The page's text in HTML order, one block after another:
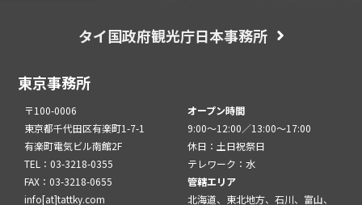
タイ国政府観光庁日本事務所
東京事務所
〒100-0006
東京都千代田区有楽町1-7-1
有楽町電気ビル南館2F
TEL：03-3218-0355
FAX：03-3218-0655
info[at]tattky.com
オープン時間
9:00～12:00／13:00～17:00
休日：土日祝祭日
テレワーク：水
管轄エリア
北海道、東北地方、石川、富山、